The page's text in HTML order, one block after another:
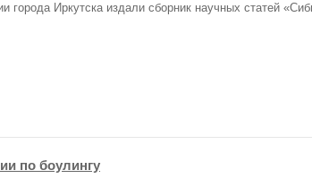
города Иркутска издали сборник научных статей
по боулингу